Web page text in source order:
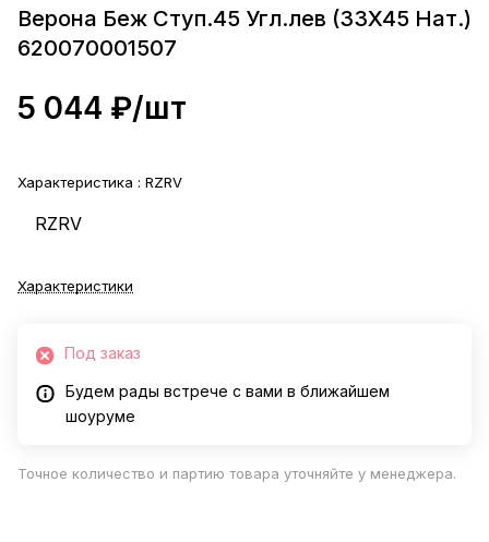
Верона Беж Ступ.45 Угл.лев (33X45 Нат.)
620070001507
5 044 ₽/шт
Характеристика : RZRV
RZRV
Характеристики
Под заказ
Будем рады встрече с вами в ближайшем
шоуруме
Точное количество и партию товара уточняйте у менеджера.